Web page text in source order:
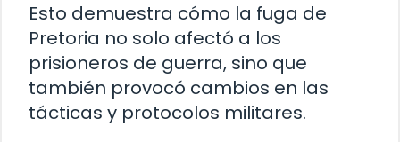
Esto demuestra cómo la fuga de
Pretoria no solo afectó a los
prisioneros de guerra, sino que
también provocó cambios en las
tácticas y protocolos militares.